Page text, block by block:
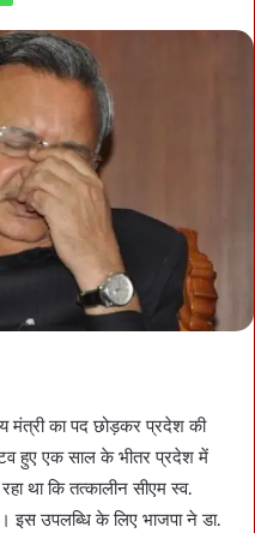
मंत्री का पद छोड़कर प्रदेश की
हुए एक साल के भीतर प्रदेश में
था कि तत्कालीन सीएम स्व.
इस उपलब्धि के लिए भाजपा ने डा.